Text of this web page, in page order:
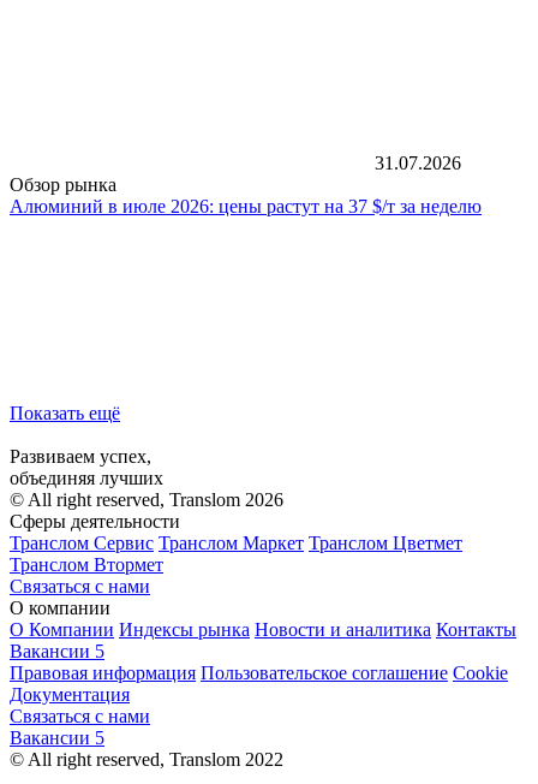
31.07.2026
Обзор рынка
Алюминий в июле 2026: цены растут на 37 $/т за неделю
Показать ещё
Развиваем успех,
объединяя лучших
© All right reserved, Translom 2026
Сферы деятельности
Транслом Сервис Транслом Маркет Транслом Цветмет
Транслом Втормет
Связаться с нами
О компании
О Компании Индексы рынка Новости и аналитика Контакты
Вакансии 5
Правовая информация Пользовательское соглашение Cookie
Документация
Связаться с нами
Вакансии 5
© All right reserved, Translom 2022